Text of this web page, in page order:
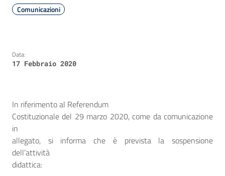
Comunicazioni
Data:
17 Febbraio 2020
In riferimento al Referendum
Costituzionale del 29 marzo 2020, come da comunicazione
in
allegato, si informa che è prevista la sospensione
dell’attività
didattica: